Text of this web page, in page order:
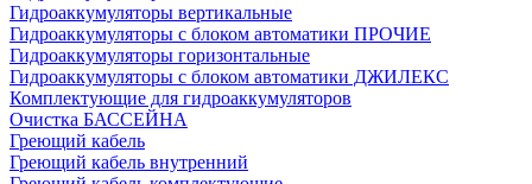
Гидроаккумуляторы вертикальные
Гидроаккумуляторы с блоком автоматики ПРОЧИЕ
Гидроаккумуляторы горизонтальные
Гидроаккумуляторы с блоком автоматики ДЖИЛЕКС
Комплектующие для гидроаккумуляторов
Очистка БАССЕЙНА
Греющий кабель
Греющий кабель внутренний